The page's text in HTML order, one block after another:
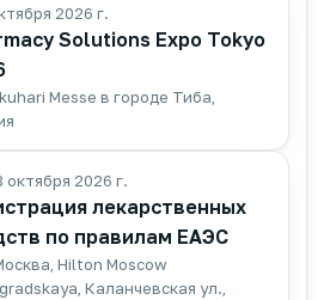
2026 г.
Solutions Expo Tokyo
Messe в городе Тиба,
октября 2026 г.
лекарственных
по правилам ЕАЭС
Hilton Moscow
Каланчевская ул.,